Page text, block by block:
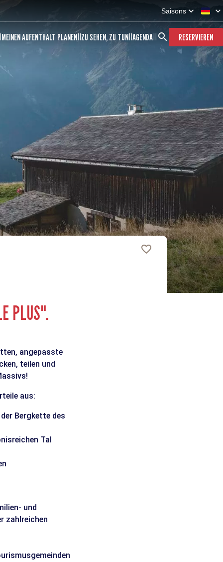
Saisons
MEINEN AUFENTHALT PLANEN ZU SEHEN, ZU TUN AGENDA RESERVIEREN
PLUS".
angepasste
teilen und
aus:
Bergkette des
Tal
und
zahlreichen